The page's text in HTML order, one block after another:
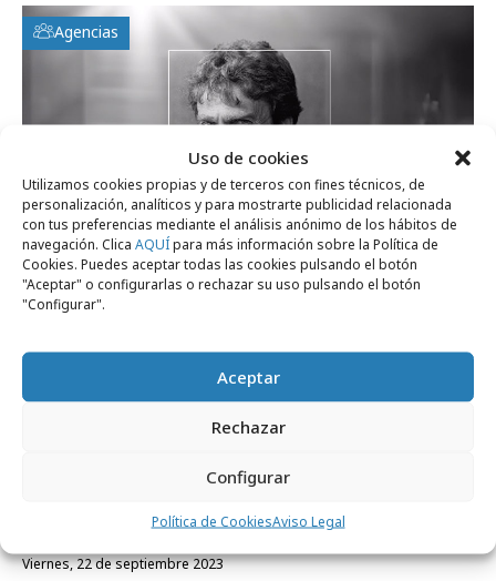
Uso de cookies
Utilizamos cookies propias y de terceros con fines técnicos, de
personalización, analíticos y para mostrarte publicidad relacionada
con tus preferencias mediante el análisis anónimo de los hábitos de
navegación. Clica AQUÍpara más información sobre la Política de
Cookies. Puedes aceptar todas las cookies pulsando el botón
"Aceptar" o configurarlas o rechazar su uso pulsando el botón
"Configurar".
Aceptar
Rechazar
Configurar
Política de CookiesAviso Legal
Agencias
viernes, 22 de septiembre 2023